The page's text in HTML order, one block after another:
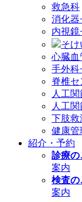
救急科
消化器
内視鏡
そけ
心臓血
手外科
脊椎セ
人工
人工
下肢救
健康管
紹介・予約
診療の
案内
検査の
案内